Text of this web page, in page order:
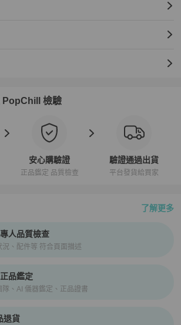
PopChill 檢驗
安心購驗證
正品鑑定 品質檢查
驗證通過出貨
平台發貨給買家
了解更多
驗證、安心購檢驗流程介紹
人品質檢查
況、配件等 符合頁面描述
品鑑定
隊、AI 儀器鑑定、正品證書
退貨